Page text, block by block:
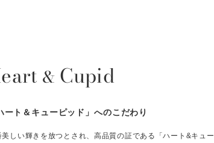
& Cupid
ート＆キューピッド」へのこだわり
美しい輝きを放つとされ、高品質の証である「ハート&キュ